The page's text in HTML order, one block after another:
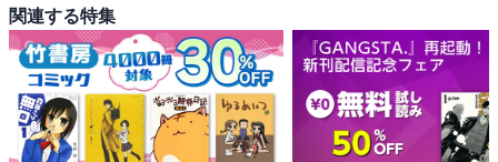
関連する特集